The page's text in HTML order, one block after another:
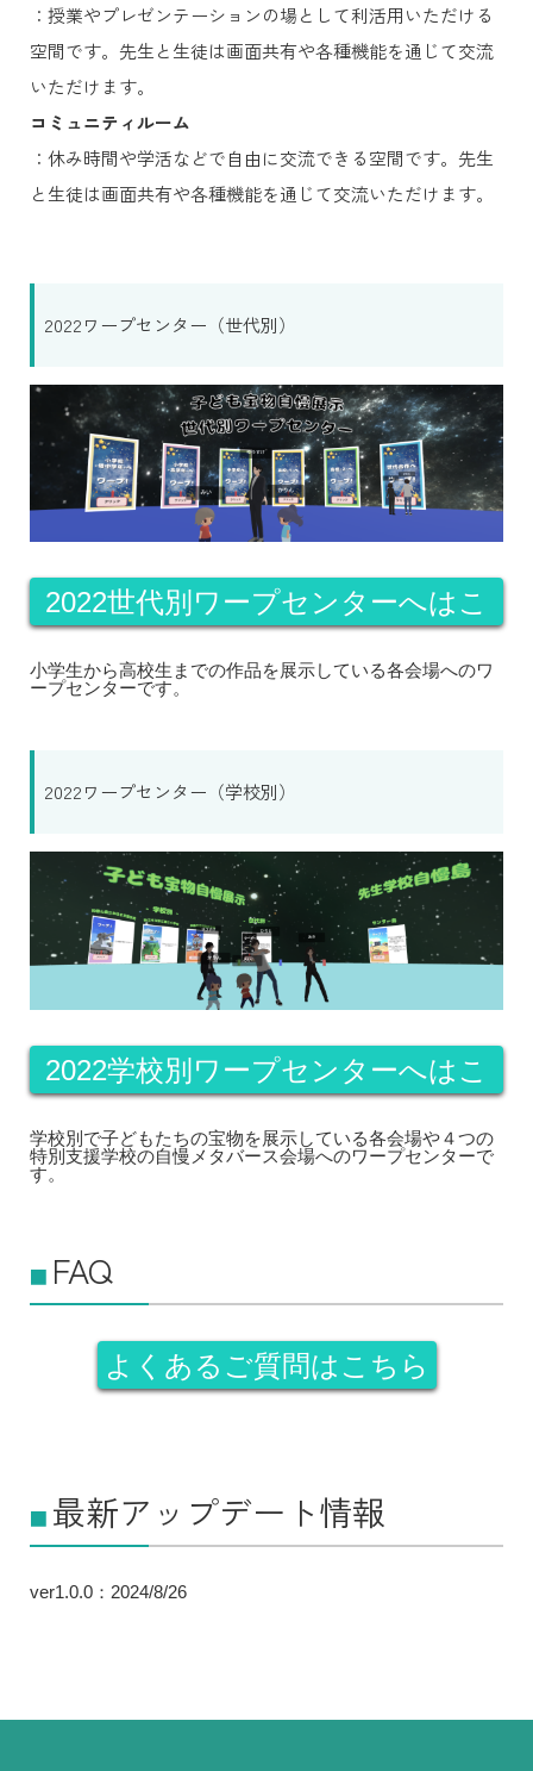
：授業やプレゼンテーションの場として利活用いただける
空間です。先生と生徒は画面共有や各種機能を通じて交流
いただけます。
コミュニティルーム
：休み時間や学活などで自由に交流できる空間です。先生
と生徒は画面共有や各種機能を通じて交流いただけます。
2022ワープセンター（世代別）
2022世代別ワープセンターへはこ
小学生から高校生までの作品を展示している各会場へのワ
ープセンターです。
2022ワープセンター（学校別）
2022学校別ワープセンターへはこ
学校別で子どもたちの宝物を展示している各会場や４つの
特別支援学校の自慢メタバース会場へのワープセンターで
す。
■ FAQ
よくあるご質問はこちら
■ 最新アップデート情報
ver1.0.0：2024/8/26